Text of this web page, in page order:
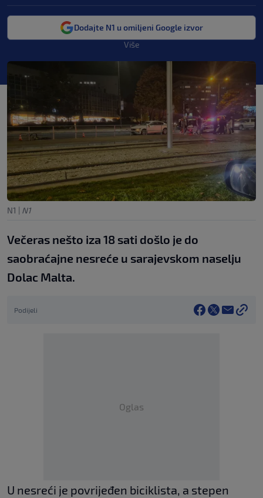
Dodajte N1 u omiljeni Google izvor
Više
N1 | N1
Večeras nešto iza 18 sati došlo je do
saobraćajne nesreće u sarajevskom naselju
Dolac Malta.
Podijeli
Oglas
U nesreći je povrijeđen biciklista, a stepen